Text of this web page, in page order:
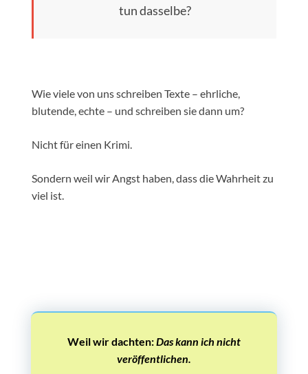
tun dasselbe?
Wie viele von uns schreiben Texte – ehrliche,
blutende, echte – und schreiben sie dann um?
Nicht für einen Krimi.
Sondern weil wir Angst haben, dass die Wahrheit zu
viel ist.
Weil wir dachten:Das kann ich nicht
veröffentlichen.